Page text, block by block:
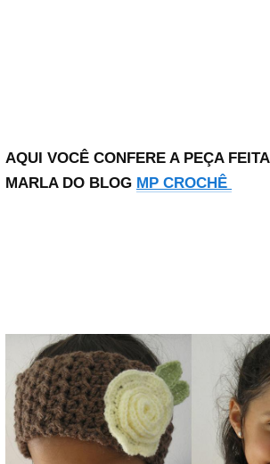
AQUI VOCÊ CONFERE A PEÇA
MARLA DO BLOG MP CROCHÊ